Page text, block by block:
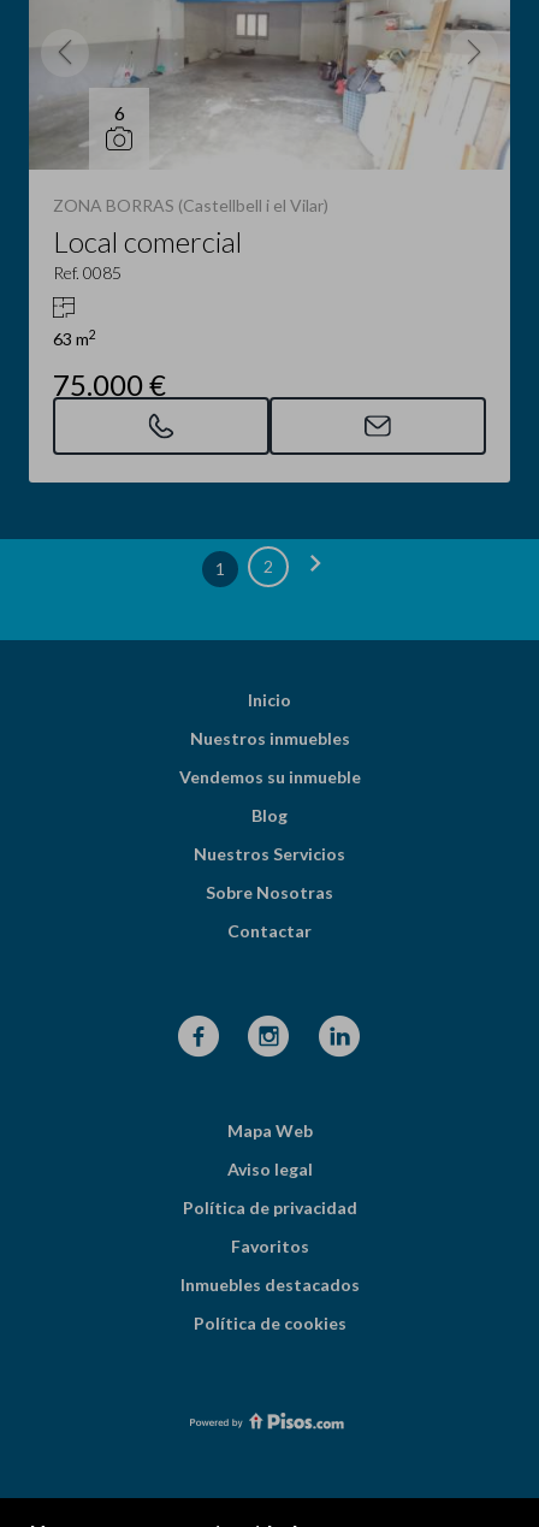
6
ZONA BORRAS (Castellbell i el Vilar)
Local comercial
Ref. 0085
63 m2
75.000 €
1 2 chevron_right
Inicio
Nuestros inmuebles
Vendemos su inmueble
Blog
Nuestros Servicios
Sobre Nosotras
Contactar
Mapa Web
Aviso legal
Política de privacidad
Favoritos
Inmuebles destacados
Política de cookies